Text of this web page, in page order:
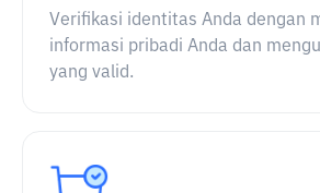
Verifikasi identitas Anda dengan
informasi pribadi Anda dan
yang valid.